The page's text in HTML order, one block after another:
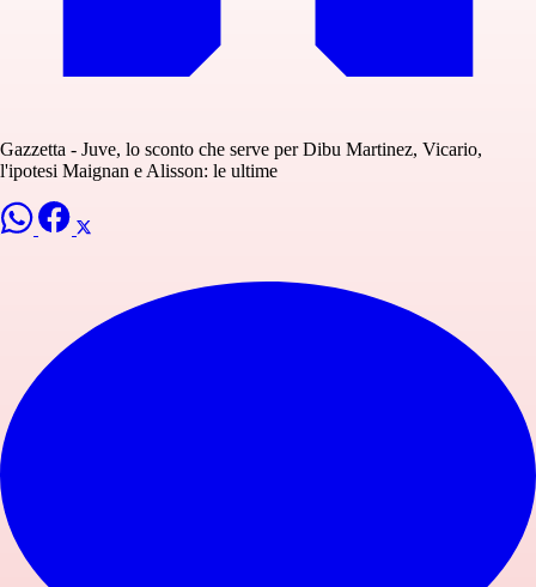
Gazzetta - Juve, lo sconto che serve per Dibu Martinez, Vicario,
l'ipotesi Maignan e Alisson: le ultime